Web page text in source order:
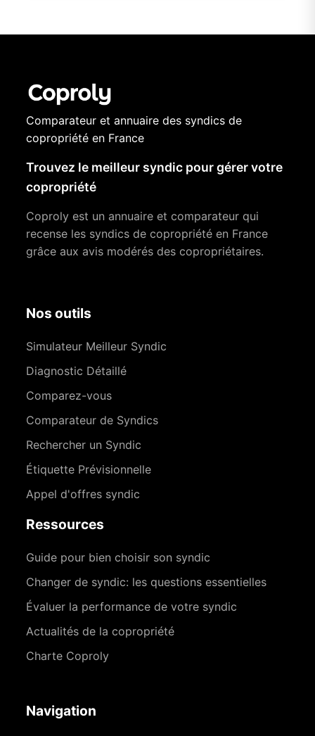
Comparateur et annuaire des syndics de
copropriété en France
Trouvez le meilleur syndic pour gérer votre
copropriété
Coproly est un annuaire et comparateur qui
recense les syndics de copropriété en France
grâce aux avis modérés des copropriétaires.
Nos outils
Simulateur Meilleur Syndic
Diagnostic Détaillé
Comparez-vous
Comparateur de Syndics
Rechercher un Syndic
Étiquette Prévisionnelle
Appel d'offres syndic
Ressources
Guide pour bien choisir son syndic
Changer de syndic: les questions essentielles
Évaluer la performance de votre syndic
Actualités de la copropriété
Charte Coproly
Navigation